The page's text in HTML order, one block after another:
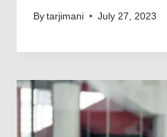
By tarjimani July 27, 2023